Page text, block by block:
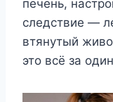
печень,
следствие —
втянутый
этο всё за